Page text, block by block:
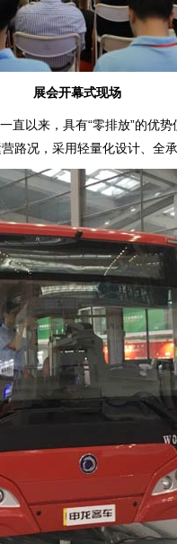
展会开幕式现场
以来，具有“零排放”的优
况，采用轻量化设计、全